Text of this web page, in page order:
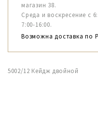
магазин 38.
Среда и воскресение с
7:00-16:00.
Возможна доставка по
5002/12 Кейдж двойной